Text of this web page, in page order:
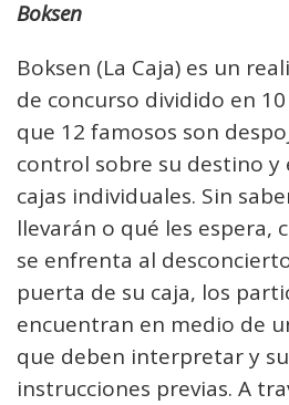
Boksen
Boksen (La Caja) es un
de concurso dividido en
que 12 famosos son
control sobre su destino y
cajas individuales. Sin
llevarán o qué les espera,
se enfrenta al
puerta de su caja, los
encuentran en medio de
que deben interpretar y
instrucciones previas. A